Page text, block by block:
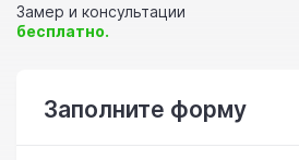
Замер и консультации
бесплатно.
Заполните форму